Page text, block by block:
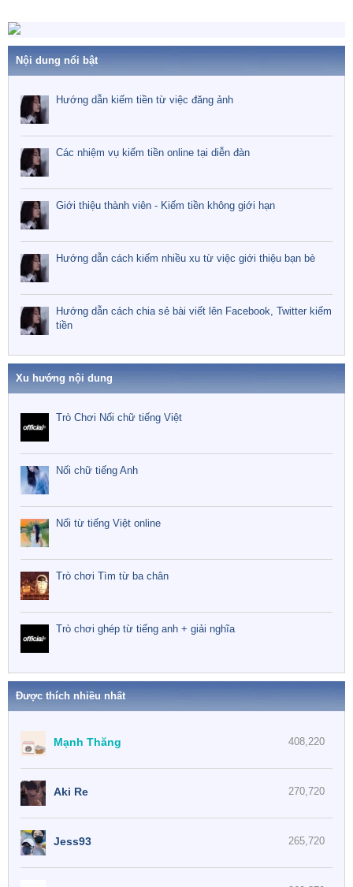
Nội dung nổi bật
Hướng dẫn kiếm tiền từ việc đăng ảnh
Các nhiệm vụ kiếm tiền online tại diễn đàn
Giới thiệu thành viên - Kiếm tiền không giới hạn
Hướng dẫn cách kiếm nhiều xu từ việc giới thiệu bạn bè
Hướng dẫn cách chia sẻ bài viết lên Facebook, Twitter kiếm
tiền
Xu hướng nội dung
Trò Chơi Nối chữ tiếng Việt
Nối chữ tiếng Anh
Nối từ tiếng Việt online
Trò chơi Tìm từ ba chân
Trò chơi ghép từ tiếng anh + giải nghĩa
Được thích nhiều nhất
408,220
Mạnh Thăng
270,720
Aki Re
265,720
Jess93